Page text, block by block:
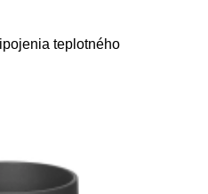
teplotného